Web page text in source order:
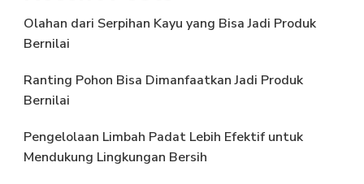
Olahan dari Serpihan Kayu yang Bisa Jadi Produk
Bernilai
Ranting Pohon Bisa Dimanfaatkan Jadi Produk
Bernilai
Pengelolaan Limbah Padat Lebih Efektif untuk
Mendukung Lingkungan Bersih